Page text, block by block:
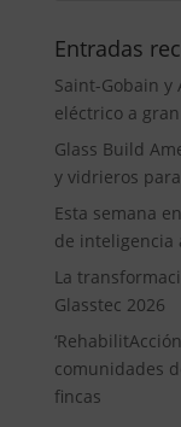
Entradas
Saint-Gobain y
eléctrico a
Glass Build
y vidrieros
Esta semana
de inteligencia
La
Glasstec 2026
comunidades
fincas